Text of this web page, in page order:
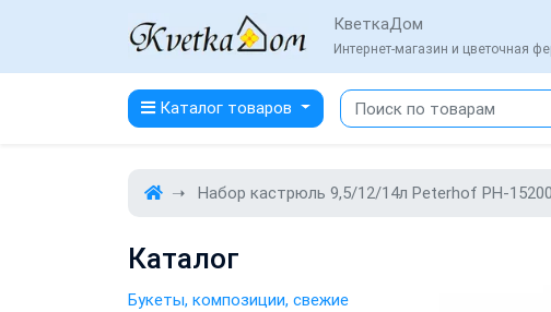
КветкаДом
Интернет-магазин и цветочная
Каталог товаров
Набор кастрюль 9,5/12/14л Peterhof PH-15200
Каталог
Букеты, композиции, свежие